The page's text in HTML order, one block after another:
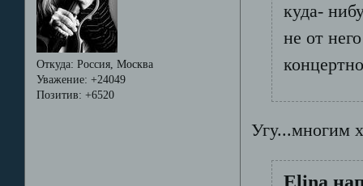
Откуда: Россия, Москва
Уважение: +24049
Позитив: +6520
куда-
не от
Угу...многим